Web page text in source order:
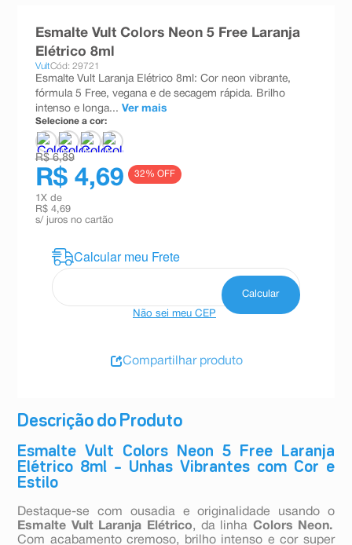
Descrição do Produto
Esmalte Vult Colors Neon 5 Free Laranja
Elétrico 8ml – Unhas Vibrantes com Cor e
Estilo
Destaque-se com ousadia e originalidade usando o
Esmalte Vult Laranja Elétrico, da linha Colors Neon.
Com acabamento cremoso, brilho intenso e cor super
Esmalte Vult Colors Neon 5 Free Laranja
Elétrico 8ml
VultCód: 29721
Esmalte Vult Laranja Elétrico 8ml: Cor neon vibrante,
fórmula 5 Free, vegana e de secagem rápida. Brilho
intenso e longa... Ver mais
Selecione a cor:
R$ 6,89
R$ 4,69 32% OFF
1 X de
R$ 4,69
s/ juros no cartão
Não sei meu CEP
Compartilhar produto
teste gravidez
ºesmalte